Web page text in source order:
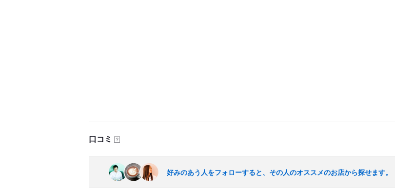
口コミ ？
好みのあう人をフォローすると、その人のオススメのお店から探せます。